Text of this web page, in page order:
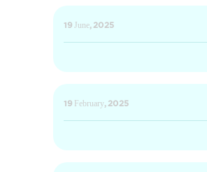
19 June, 2025
19 February, 2025